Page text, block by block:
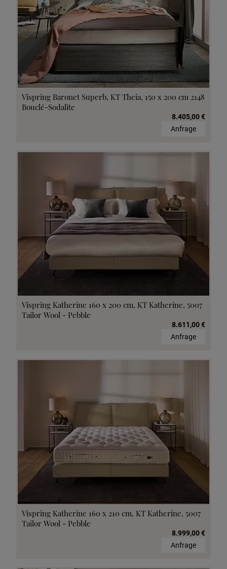
Vispring Baronet Superb, KT Theia, 150 x 200 cm 2148
Bouclé-Sodalite
8.405,00 €
Anfrage
Vispring Katherine 160 x 200 cm, KT Katherine, 5007
Tailor Wool - Pebble
8.611,00 €
Anfrage
Vispring Katherine 160 x 210 cm, KT Katherine, 5007
Tailor Wool - Pebble
8.999,00 €
Anfrage